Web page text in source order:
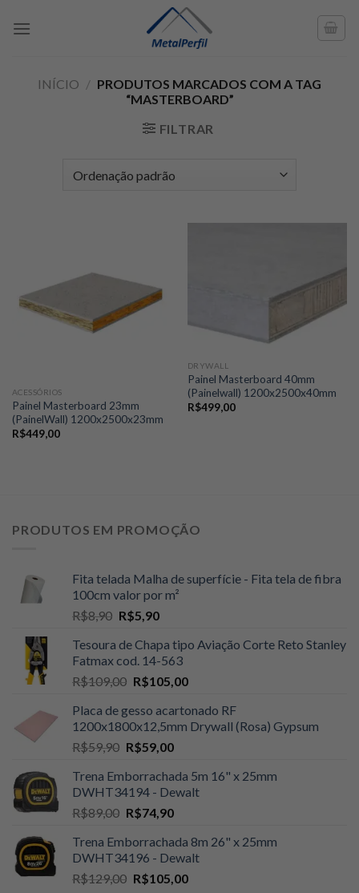
INÍCIO / PRODUTOS MARCADOS COM A TAG
“MASTERBOARD”
FILTRAR
ACESSÓRIOS
Painel Masterboard 23mm
(PainelWall) 1200x2500x23mm
R$449,00
DRYWALL
Painel Masterboard 40mm
(Painelwall) 1200x2500x40mm
R$499,00
PRODUTOS EM PROMOÇÃO
Fita telada Malha de superfície - Fita tela de fibra
100cm valor por m²
R$8,90 O
original
era:
R$8,90.
R$5,90O
atual
é:
R$5,90.
Tesoura de Chapa tipo Aviação Corte Reto Stanley
Fatmax cod. 14-563
R$109,00 O
original
era:
R$109,00.
R$105,00O
atual
é:
Placa de gesso acartonado RF
1200x1800x12,5mm Drywall (Rosa) Gypsum
R$59,90 O
original
era:
R$59,90.
R$59,00O
atual
é:
R$59,00.
Trena Emborrachada 5m 16" x 25mm
DWHT34194 - Dewalt
R$89,00 O
original
era:
R$89,00.
R$74,90O
atual
é:
R$74,90.
Trena Emborrachada 8m 26" x 25mm
DWHT34196 - Dewalt
R$129,00 O
R$105,00O